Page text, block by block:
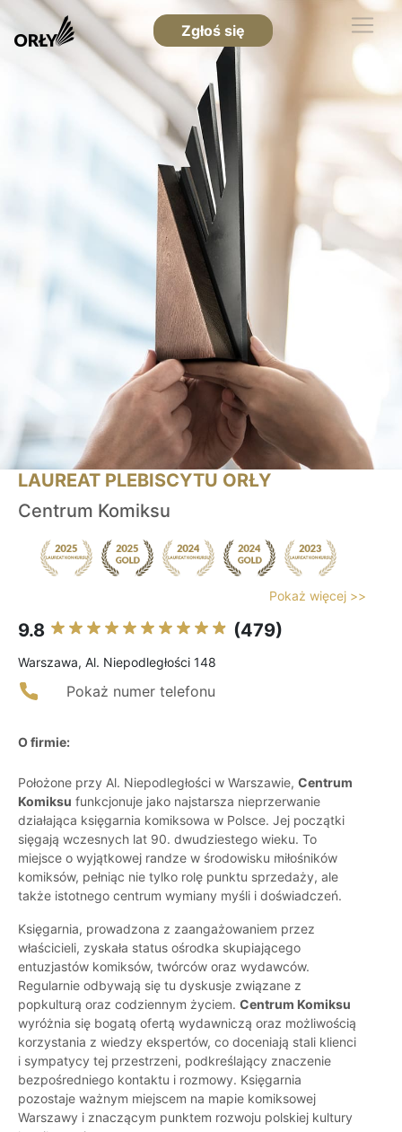
Zgłoś się
LAUREAT PLEBISCYTU ORŁY
Centrum Komiksu
Pokaż więcej >>
9.8 (479)
Warszawa, Al. Niepodległości 148
Pokaż numer telefonu
O firmie:
Położone przy Al. Niepodległości w Warszawie, Centrum
Komiksu funkcjonuje jako najstarsza nieprzerwanie
działająca księgarnia komiksowa w Polsce. Jej początki
sięgają wczesnych lat 90. dwudziestego wieku. To
miejsce o wyjątkowej randze w środowisku miłośników
komiksów, pełniąc nie tylko rolę punktu sprzedaży, ale
także istotnego centrum wymiany myśli i doświadczeń.
Księgarnia, prowadzona z zaangażowaniem przez
właścicieli, zyskała status ośrodka skupiającego
entuzjastów komiksów, twórców oraz wydawców.
Regularnie odbywają się tu dyskusje związane z
popkulturą oraz codziennym życiem. Centrum Komiksu
wyróżnia się bogatą ofertą wydawniczą oraz możliwością
korzystania z wiedzy ekspertów, co doceniają stali klienci
i sympatycy tej przestrzeni, podkreślający znaczenie
bezpośredniego kontaktu i rozmowy. Księgarnia
pozostaje ważnym miejscem na mapie komiksowej
Warszawy i znaczącym punktem rozwoju polskiej kultury